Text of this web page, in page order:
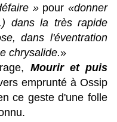
» pour «donner
dans la très rapide
dans l'éventration
chrysalide.»
Mourir et puis
emprunté à Ossip
ce geste d'une folle